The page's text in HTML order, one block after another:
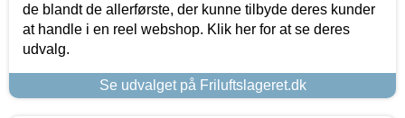
de blandt de allerførste, der kunne tilbyde deres kunder
at handle i en reel webshop. Klik her for at se deres
udvalg.
Se udvalget på Friluftslageret.dk